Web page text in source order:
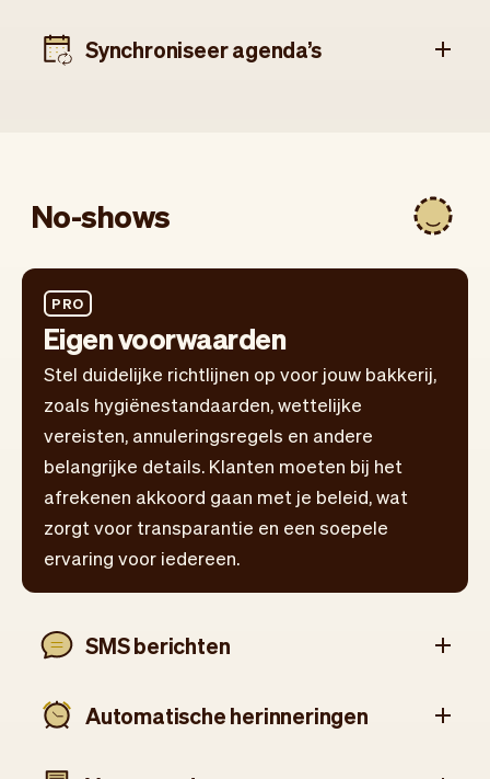
Synchroniseer agenda’s
No-shows
PRO
Eigen voorwaarden
Stel duidelijke richtlijnen op voor jouw bakkerij,
zoals hygiënestandaarden, wettelijke
vereisten, annuleringsregels en andere
belangrijke details. Klanten moeten bij het
afrekenen akkoord gaan met je beleid, wat
zorgt voor transparantie en een soepele
ervaring voor iedereen.
SMS berichten
Automatische herinneringen